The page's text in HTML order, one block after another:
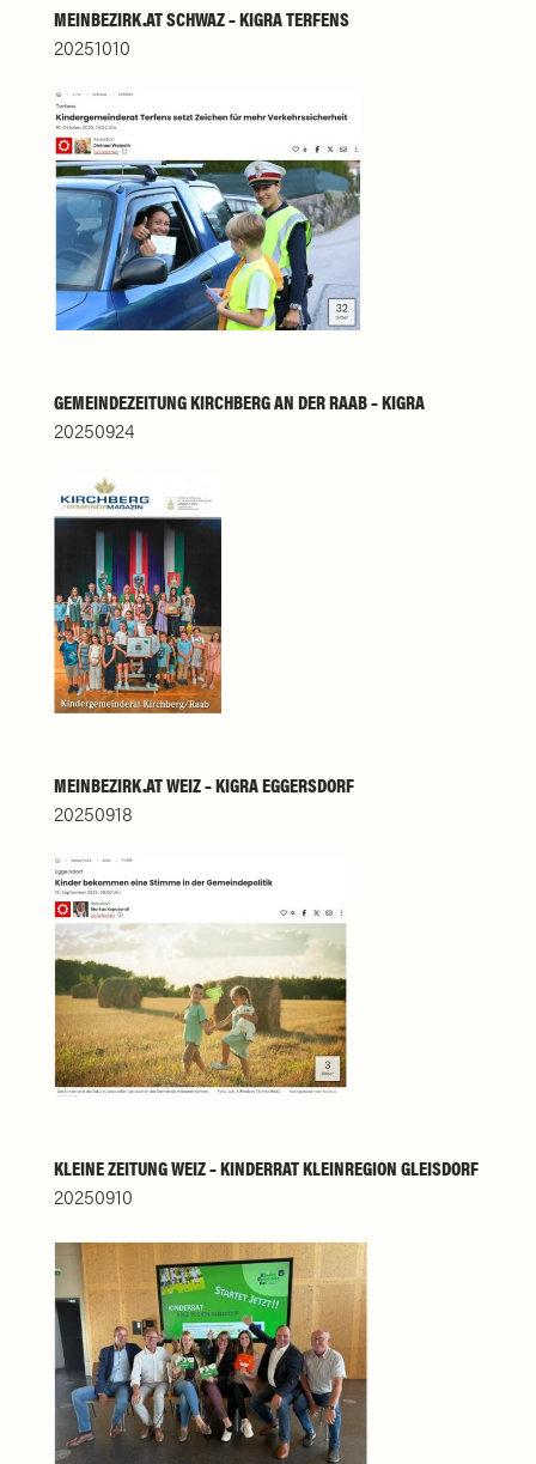
MEINBEZIRK.AT SCHWAZ – KIGRA TERFENS
20251010
GEMEINDEZEITUNG KIRCHBERG AN DER RAAB – KIGRA
20250924
MEINBEZIRK.AT WEIZ – KIGRA EGGERSDORF
20250918
KLEINE ZEITUNG WEIZ – KINDERRAT KLEINREGION GLEISDORF
20250910